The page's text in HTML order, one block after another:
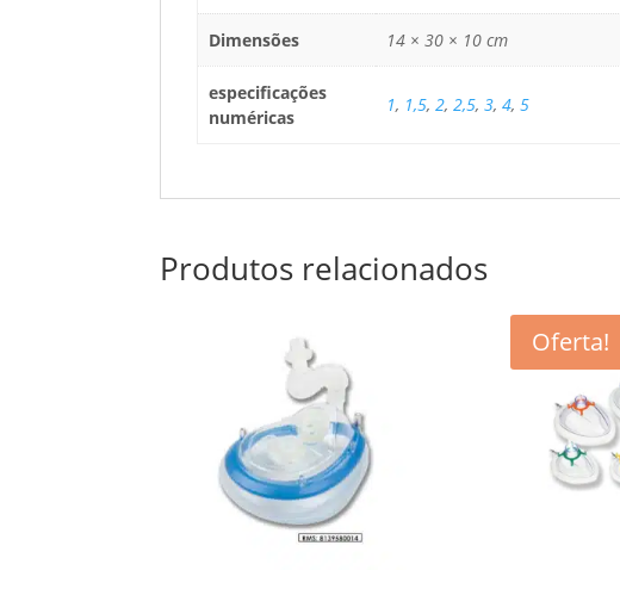
Dimensões 14 × 30 × 10 cm
especificações
numéricas
1, 1,5, 2, 2,5, 3, 4, 5
Produtos relacionados
Oferta!